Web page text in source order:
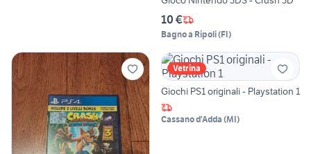
10 €
Bagno a Ripoli(FI)
Vetrina
Giochi PS1 originali - Playstation 1
Cassano d'Adda (MI)